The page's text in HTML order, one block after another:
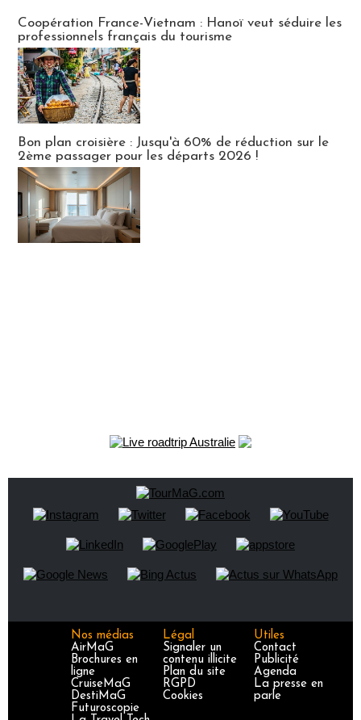
Coopération France-Vietnam : Hanoï veut séduire les
professionnels français du tourisme
Bon plan croisière : Jusqu'à 60% de réduction sur le
2ème passager pour les départs 2026 !
Nos médias
AirMaG
Brochures en
ligne
CruiseMaG
DestiMaG
Futuroscopie
Légal
Signaler un
contenu illicite
Plan du site
RGPD
Cookies
Utiles
Contact
Publicité
Agenda
La presse en
parle